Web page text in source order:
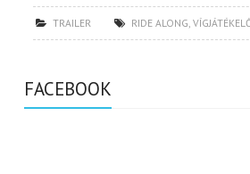
TRAILER RIDE ALONG ,
FACEBOOK